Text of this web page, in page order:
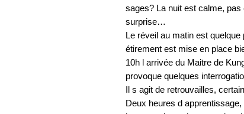
sages? La nuit est calme,
surprise…
Le réveil au matin est
étirement est mise en place
10h l arrivée du Maitre de
provoque quelques
Il s agit de retrouvailles,
Deux heures d apprentissage,